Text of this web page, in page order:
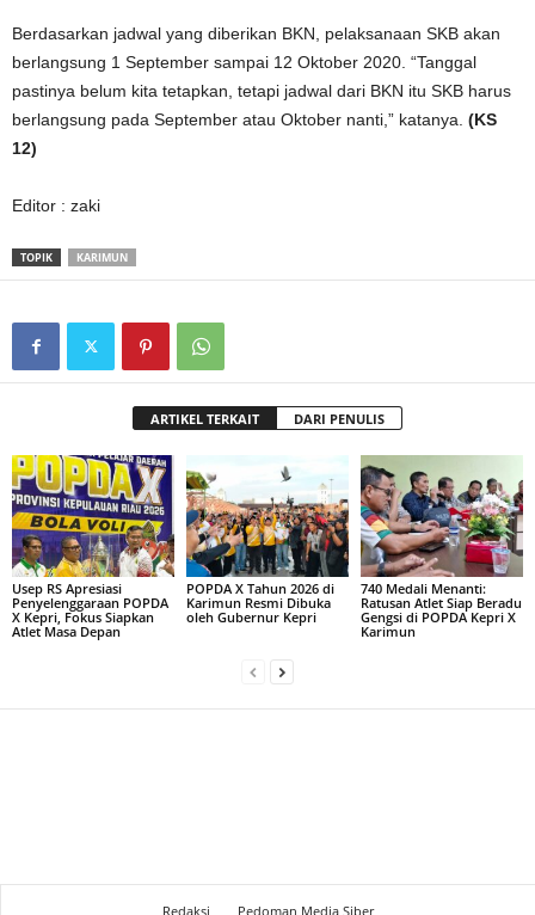
Berdasarkan jadwal yang diberikan BKN, pelaksanaan SKB akan
berlangsung 1 September sampai 12 Oktober 2020. “Tanggal
pastinya belum kita tetapkan, tetapi jadwal dari BKN itu SKB harus
berlangsung pada September atau Oktober nanti,” katanya. (KS
12)
Editor : zaki
TOPIK KARIMUN
ARTIKEL TERKAIT DARI PENULIS
Usep RS Apresiasi
Penyelenggaraan POPDA
X Kepri, Fokus Siapkan
Atlet Masa Depan
POPDA X Tahun 2026 di
Karimun Resmi Dibuka
oleh Gubernur Kepri
740 Medali Menanti:
Ratusan Atlet Siap Beradu
Gengsi di POPDA Kepri X
Karimun
Redaksi Pedoman Media Siber